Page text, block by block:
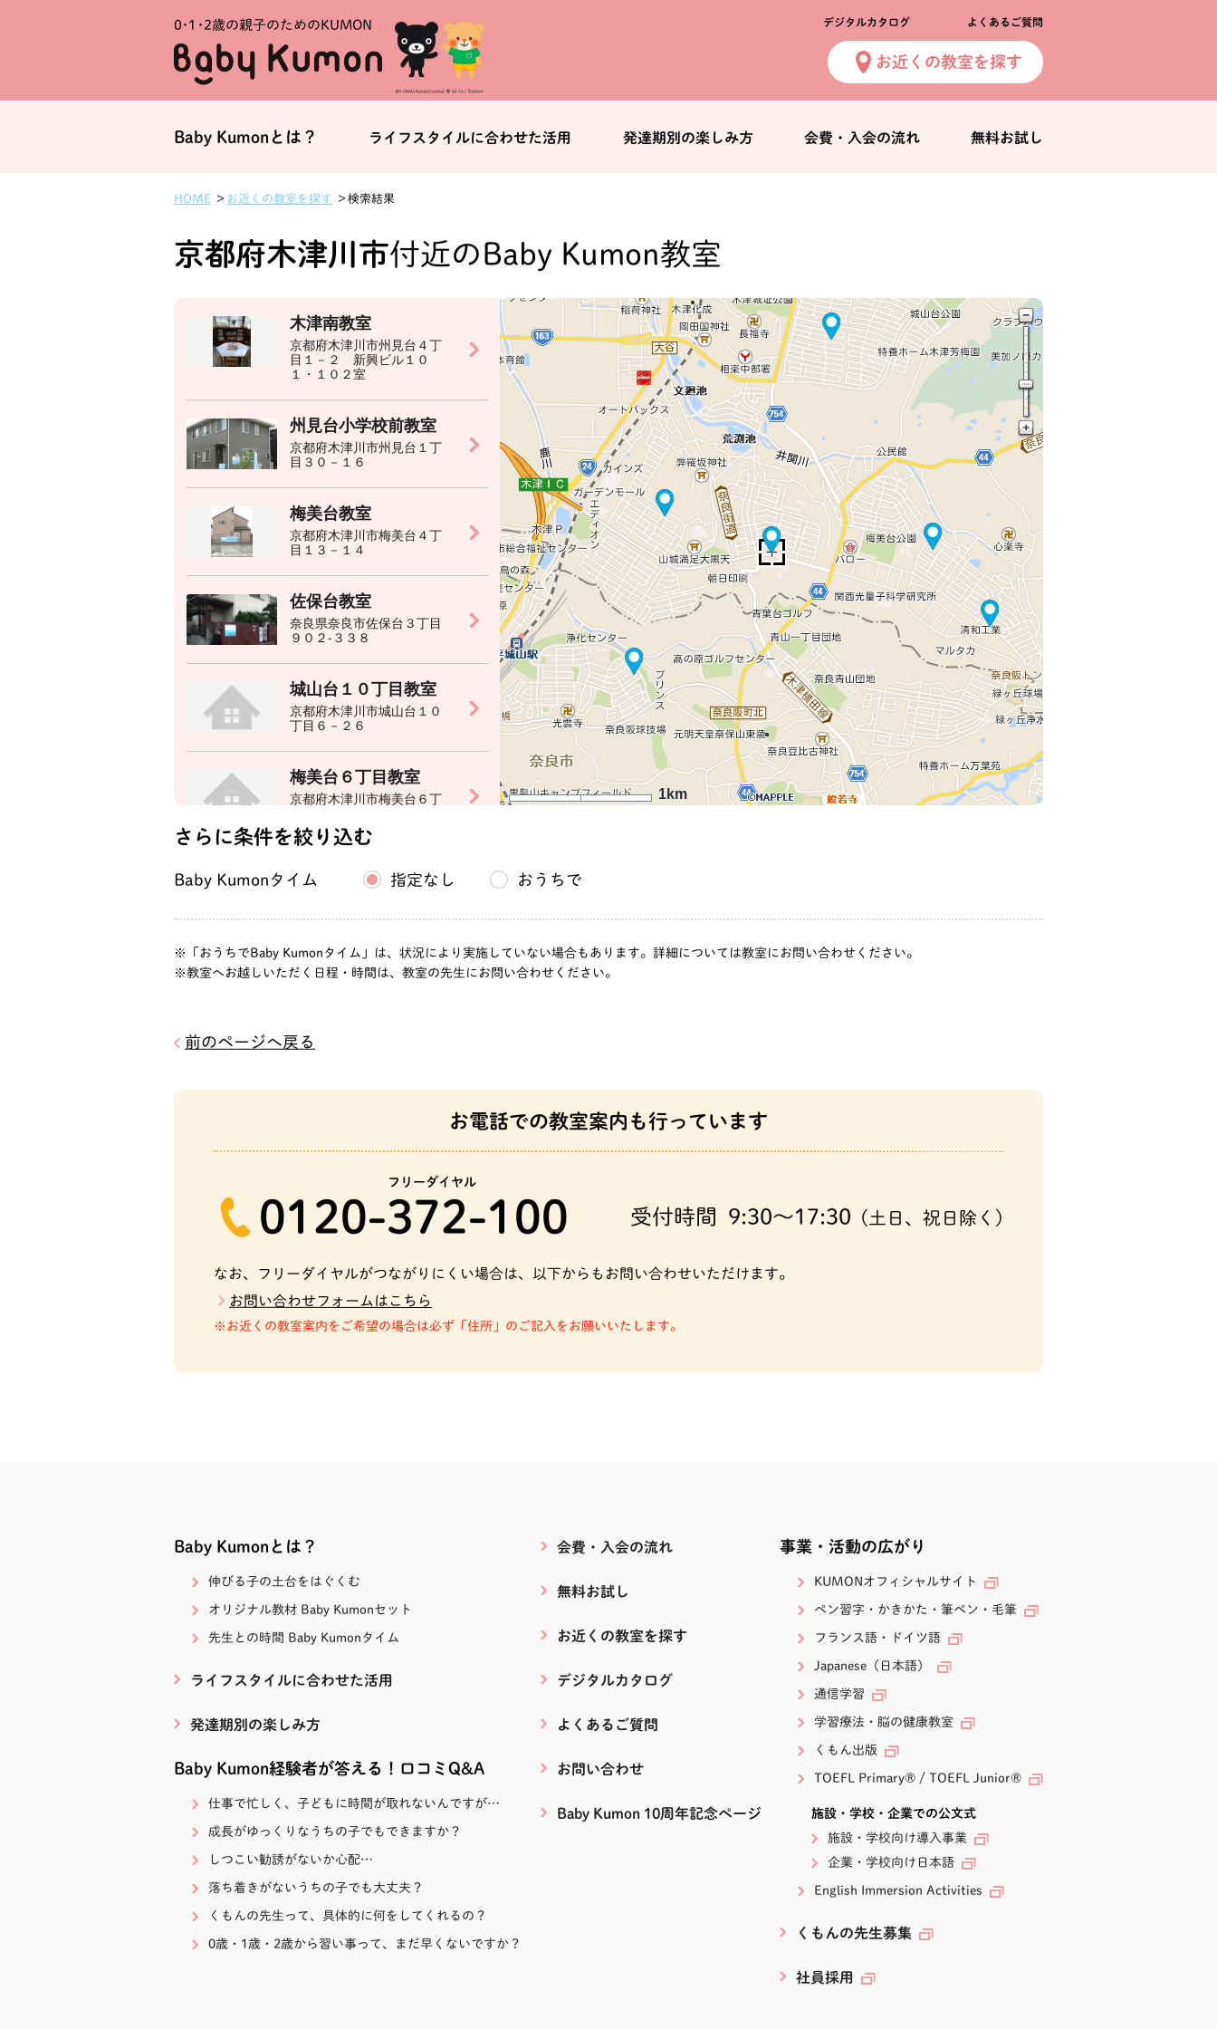
0・1・2歳の親子のためのKUMON デジタルカタログ よくあるご質問
お近くの教室を探す
Baby Kumonとは？ ライフスタイルに合わせた活用 発達期別の楽しみ方 会費・入会の流れ 無料お試し
HOME お近くの教室を探す 検索結果
京都府木津川市付近のBaby Kumon教室
1km
木津南教室
京都府木津川市州見台４丁
目１－２ 新興ビル１０
１・１０２室
州見台小学校前教室
京都府木津川市州見台１丁
目３０－１６
梅美台教室
京都府木津川市梅美台４丁
目１３－１４
佐保台教室
奈良県奈良市佐保台３丁目
９０２‐３３８
城山台１０丁目教室
京都府木津川市城山台１０
丁目６－２６
梅美台６丁目教室
京都府木津川市梅美台６丁
さらに条件を絞り込む
Baby Kumonタイム 指定なし おうちで
「おうちでBaby Kumonタイム」は、状況により実施していない場合もあります。詳細については教室にお問い合わせください。
教室へお越しいただく日程・時間は、教室の先生にお問い合わせください。
前のページへ戻る
お電話での教室案内も行っています
フリーダイヤル
0120-372-100 受付時間 9:30～17:30 (土日、祝日除く)
なお、フリーダイヤルがつながりにくい場合は、以下からもお問い合わせいただけます。
お問い合わせフォームはこちら
お近くの教室案内をご希望の場合は必ず「住所」のご記入をお願いいたします。
Baby Kumonとは？
伸びる子の土台をはぐくむ
オリジナル教材 Baby Kumonセット
先生との時間 Baby Kumonタイム
ライフスタイルに合わせた活用
発達期別の楽しみ方
Baby Kumon経験者が答える！口コミQ&A
仕事で忙しく、子どもに時間が取れないんですが…
成長がゆっくりなうちの子でもできますか？
しつこい勧誘がないか心配…
落ち着きがないうちの子でも大丈夫？
くもんの先生って、具体的に何をしてくれるの？
0歳・1歳・2歳から習い事って、まだ早くないですか？
会費・入会の流れ
無料お試し
お近くの教室を探す
デジタルカタログ
よくあるご質問
お問い合わせ
Baby Kumon 10周年記念ページ
事業・活動の広がり
KUMONオフィシャルサイト
ペン習字・かきかた・筆ペン・毛筆
フランス語・ドイツ語
Japanese（日本語）
通信学習
学習療法・脳の健康教室
くもん出版
TOEFL Primary®/TOEFL Junior®
施設・学校・企業での公文式
施設・学校向け導入事業
企業・学校向け日本語
English Immersion Activities
くもんの先生募集
社員採用